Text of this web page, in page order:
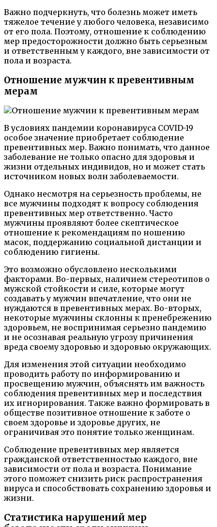
Важно подчеркнуть, что болезнь может иметь
тяжелое течение у любого человека, независимо
от его пола. Поэтому, отношение к соблюдению
мер предосторожности должно быть серьезным
и ответственным у каждого, вне зависимости от
пола и возраста.
Отношение мужчин к превентивным
мерам
В условиях пандемии коронавируса COVID-19
особое значение приобретает соблюдение
превентивных мер. Важно понимать, что данное
заболевание не только опасно для здоровья и
жизни отдельных индивидов, но и может стать
источником новых волн заболеваемости.
Однако несмотря на серьезность проблемы, не
все мужчины подходят к вопросу соблюдения
превентивных мер ответственно. Часто
мужчины проявляют более скептическое
отношение к рекомендациям по ношению
масок, поддержанию социальной дистанции и
соблюдению гигиены.
Это возможно обусловлено несколькими
факторами. Во-первых, наличием стереотипов о
мужской стойкости и силе, которые могут
создавать у мужчин впечатление, что они не
нуждаются в превентивных мерах. Во-вторых,
некоторые мужчины склонны к пренебрежению
здоровьем, не воспринимая серьезно пандемию
и не осознавая реальную угрозу причинения
вреда своему здоровью и здоровью окружающих.
Для изменения этой ситуации необходимо
проводить работу по информированию и
просвещению мужчин, объяснять им важность
соблюдения превентивных мер и последствия
их игнорирования. Также важно формировать в
обществе позитивное отношение к заботе о
своем здоровье и здоровье других, не
ограничивая это понятие только женщинам.
Соблюдение превентивных мер является
гражданской ответственностью каждого, вне
зависимости от пола и возраста. Понимание
этого поможет снизить риск распространения
вируса и способствовать сохранению здоровья и
жизни.
Статистика нарушений мер